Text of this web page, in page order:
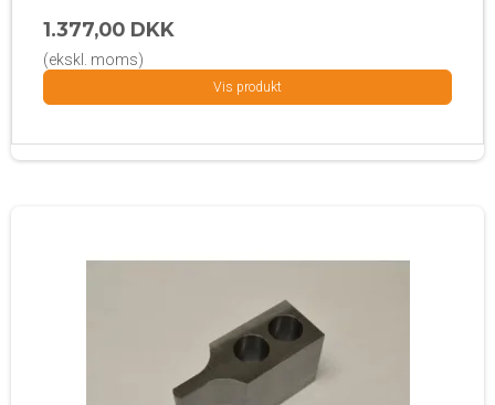
1.377,00 DKK
(ekskl. moms)
Vis produkt